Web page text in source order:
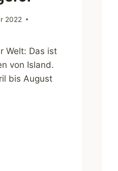
2022
Welt: Das ist
von Island.
bis August